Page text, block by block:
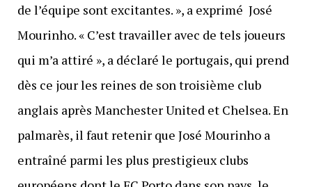
de l’équipe sont excitantes. », a exprimé José
Mourinho. « C’est travailler avec de tels joueurs
qui m’a attiré », a déclaré le portugais, qui prend
dès ce jour les reines de son troisième club
anglais après Manchester United et Chelsea. En
palmarès, il faut retenir que José Mourinho a
entraîné parmi les plus prestigieux clubs